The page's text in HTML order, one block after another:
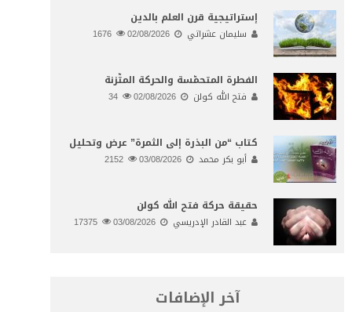
إستراتيجية قرن العلم بالدين
سليمان عشراتي 02/08/2026
الفطرة المتحمّسة والحركة المتّزنة
فتح الله كولن 02/08/2026
كتاب “من البذرة إلى الثمرة” عرض وتحليل
أبو بكر محمد 03/08/2026
حقيقة حركة فتح الله كولن
عبد القادر الإدريسي 03/08/2026
آخر الإضافات